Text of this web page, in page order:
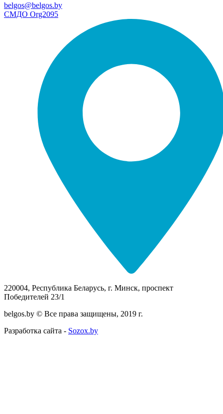
belgos@belgos.by
СМДО Org2095
220004, Республика Беларусь, г. Минск, проспект
Победителей 23/1
belgos.by © Все права защищены, 2019 г.
Разработка сайта - Sozox.by